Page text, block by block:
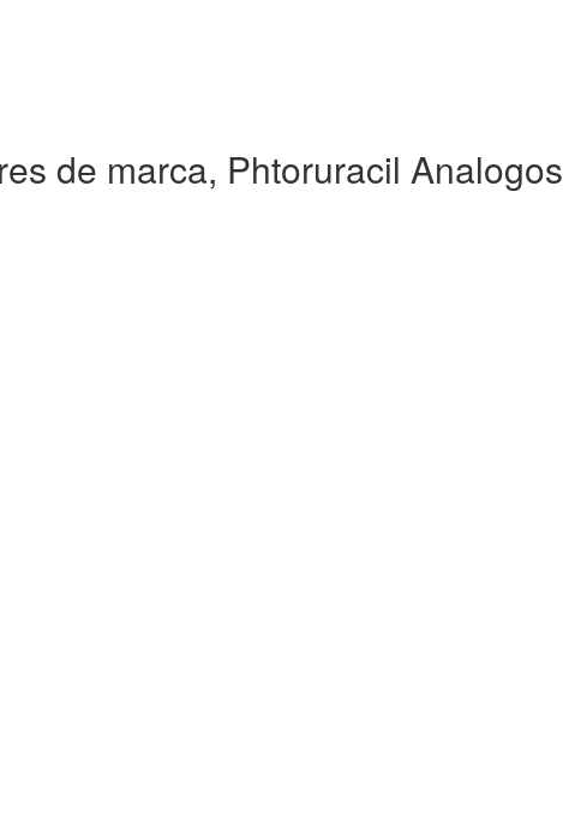
de marca, Phtoruracil Analogos